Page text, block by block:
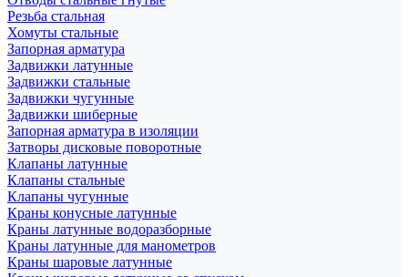
Резьба стальная
Хомуты стальные
Запорная арматура
Задвижки латунные
Задвижки стальные
Задвижки чугунные
Задвижки шиберные
Запорная арматура в изоляции
Затворы дисковые поворотные
Клапаны латунные
Клапаны стальные
Клапаны чугунные
Краны конусные латунные
Краны латунные водоразборные
Краны латунные для манометров
Краны шаровые латунные